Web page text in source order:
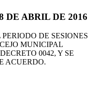
DE ABRIL DE 2016
DE SESIONES
MUNICIPAL
0042, Y SE
ACUERDO.